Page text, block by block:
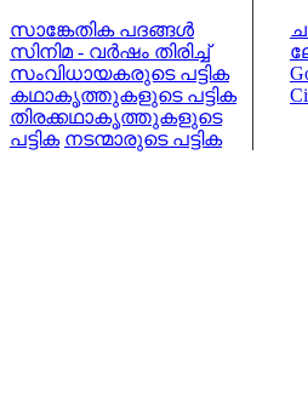
സാങ്കേതിക പദങ്ങള്‍
സിനിമ - വര്‍ഷം തിരിച്ച്
സംവിധായകരുടെ പട്ടിക
കഥാകൃത്തുകളുടെ പട്ടിക
തിരക്കഥാകൃത്തുകളുടെ
പട്ടിക നടന്മാരുടെ പട്ടിക